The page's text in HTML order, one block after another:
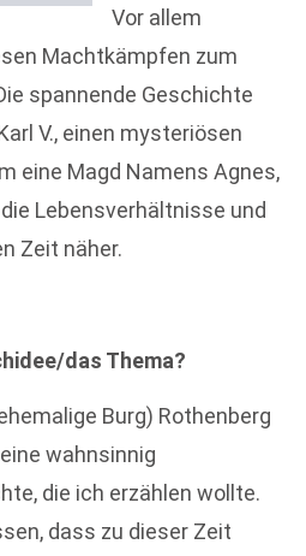
Vor allem
Machtkämpfen zum
spannende Geschichte
V., einen mysteriösen
eine Magd Namens Agnes,
Lebensverhältnisse und
Zeit näher.
das Thema?
Burg) Rothenberg
wahnsinnig
die ich erzählen wollte.
dass zu dieser Zeit